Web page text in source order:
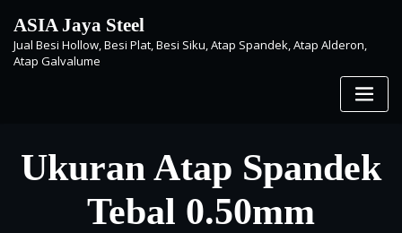
content
ASIA Jaya Steel
Jual Besi Hollow, Besi Plat, Besi Siku, Atap Spandek, Atap Alderon,
Atap Galvalume
Ukuran Atap Spandek
Tebal 0.50mm